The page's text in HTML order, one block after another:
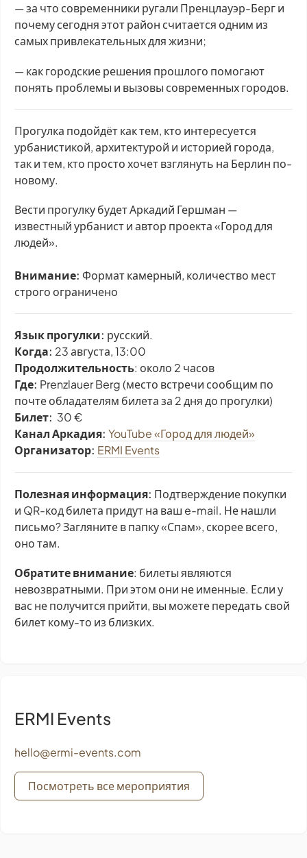
— за что современники ругали Пренцлауэр-Берг и
почему сегодня этот район считается одним из
самых привлекательных для жизни;
— как городские решения прошлого помогают
понять проблемы и вызовы современных городов.
Прогулка подойдёт как тем, кто интересуется
урбанистикой, архитектурой и историей города,
так и тем, кто просто хочет взглянуть на Берлин по-
новому.
Вести прогулку будет Аркадий Гершман —
известный урбанист и автор проекта «Город для
людей».
Внимание: Формат камерный, количество мест
строго ограничено
Язык прогулки: русский.
Когда: 23 августа, 13:00
Продолжительность: около 2 часов
Где: Prenzlauer Berg(место встречи сообщим по
почте обладателям билета за 2 дня до прогулки)
Билет: 30 €
Канал Аркадия: YouTube «Город для людей»
Организатор: ERMI Events
Полезная информация: Подтверждение покупки
и QR-код билета придут на ваш e-mail. Не нашли
письмо? Загляните в папку «Спам», скорее всего,
оно там.
Обратите внимание: билеты являются
невозвратными. При этом они не именные. Если у
вас не получится прийти, вы можете передать свой
билет кому-то из близких.
ERMI Events
hello@ermi-events.com
Посмотреть все мероприятия